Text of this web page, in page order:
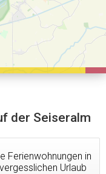
der Seiseralm
Ferienwohnungen in
Urlaub